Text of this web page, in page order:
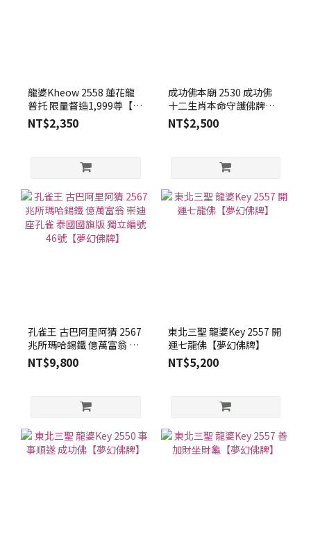
龍婆Kheow 2558 蓮花龍
普托 限量督造1,999尊【夢
幻佛牌】
NT$2,350
成功佛本廟 2530 成功佛
十二生肖本命守護佛牌
【夢幻佛牌】
NT$2,500
孔雀王 古巴阿里阿猜 2567
兆所瑪哈錫鐵 億萬富翁 崇
迪座孔雀 泰國國旗版 獨立
編號46號【夢幻佛牌】
NT$9,800
東北三聖 龍婆Key 2557 開
運七龍佛【夢幻佛牌】
NT$5,200